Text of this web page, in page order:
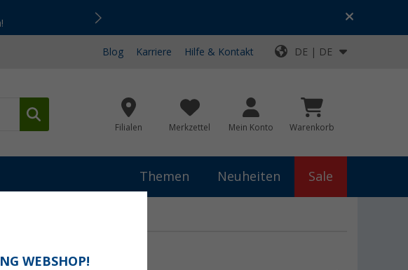
Top-Deals für dein Abenteuer!
Blog Karriere Hilfe & Kontakt DE | DE
Filialen Merkzettel Mein Konto Warenkorb
Themen Neuheiten Sale
12 V
WEBSHOP!